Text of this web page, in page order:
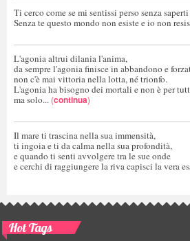
Ti cerco come se mi sentissi perso senza
Senza te questo mondo non esiste e io non
L'agonia altrui dilania l'anima,
da sempre l'agonia finisce in abbandono e
non c'è mai vittoria nella lotta, né trionfo.
L'agonia ha bisogno dei mortali e non è per
ma solo... (continua)
Il mare ti trascina nella sua immensità,
ti ingoia e ti da calma nella sua profondità,
e quando ti senti avvolgere tra le sue onde
e cerchi di raggiungere la riva capisci la vera
Hot Tags